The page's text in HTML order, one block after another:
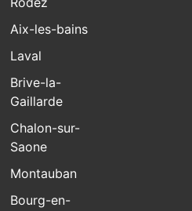
Aix-les-bains
Laval
Brive-la-
Gaillarde
Chalon-sur-
Saone
Montauban
Bourg-en-